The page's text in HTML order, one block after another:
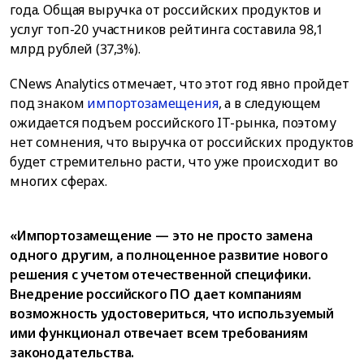
года. Общая выручка от российских продуктов и
услуг топ-20 участников рейтинга составила 98,1
млрд рублей (37,3%).
CNews Analytics отмечает, что этот год явно пройдет
под знаком импортозамещения, а в следующем
ожидается подъем российского IT-рынка, поэтому
нет сомнения, что выручка от российских продуктов
будет стремительно расти, что уже происходит во
многих сферах.
«Импортозамещение — это не просто замена
одного другим, а полноценное развитие нового
решения с учетом отечественной специфики.
Внедрение российского ПО дает компаниям
возможность удостовериться, что используемый
ими функционал отвечает всем требованиям
законодательства.